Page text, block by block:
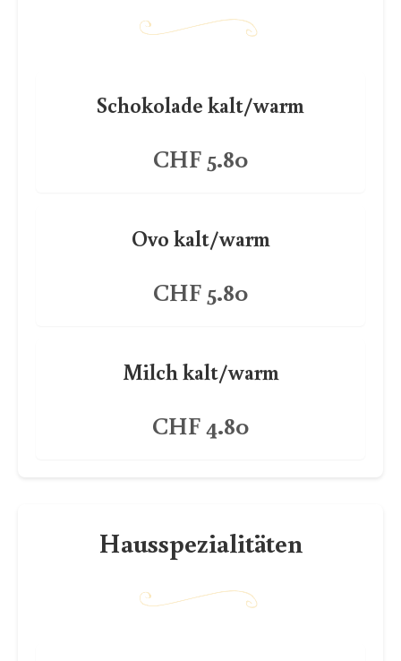
Schokolade kalt/warm
CHF 5.80
Ovo kalt/warm
CHF 5.80
Milch kalt/warm
CHF 4.80
Hausspezialitäten